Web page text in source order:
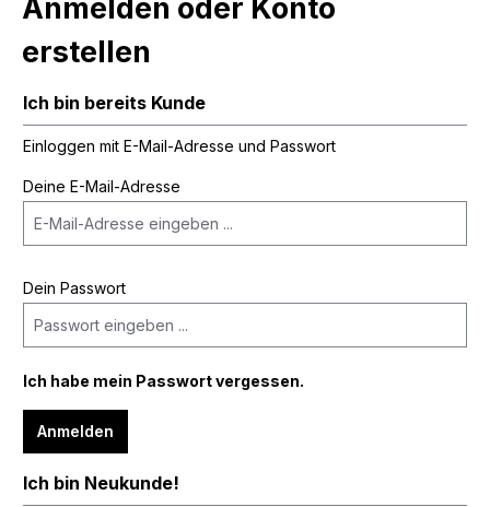
Anmelden oder Konto
erstellen
Ich bin bereits Kunde
Einloggen mit E-Mail-Adresse und Passwort
Deine E-Mail-Adresse
Dein Passwort
Ich habe mein Passwort vergessen.
Anmelden
Ich bin Neukunde!